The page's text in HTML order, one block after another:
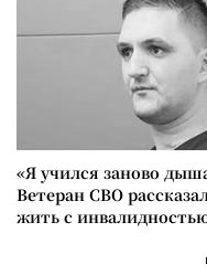
«Я учился заново
Ветеран СВО
жить с